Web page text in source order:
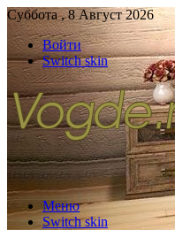
Суббота , 8 Август 2026
Войти
Switch skin
Меню
Switch skin